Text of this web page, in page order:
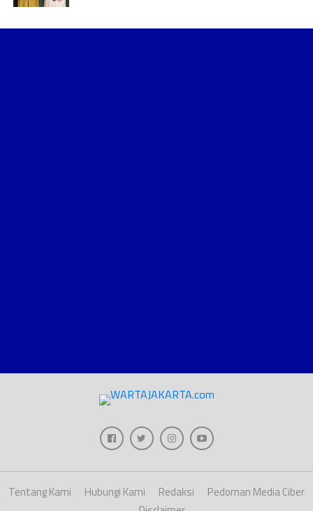
Tentang Kami Hubungi Kami Redaksi
Pedoman Media Ciber